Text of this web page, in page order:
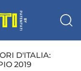
D'ITALIA:
2019